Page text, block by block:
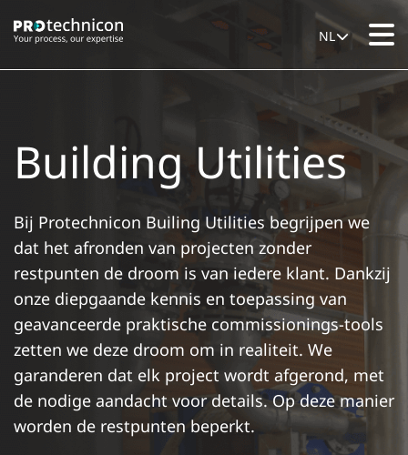
NL
Building Utilities
Bij Protechnicon Builing Utilities begrijpen we
dat het afronden van projecten zonder
restpunten de droom is van iedere klant. Dankzij
onze diepgaande kennis en toepassing van
geavanceerde praktische commissionings-tools
zetten we deze droom om in realiteit. We
garanderen dat elk project wordt afgerond, met
de nodige aandacht voor details. Op deze manier
worden de restpunten beperkt.